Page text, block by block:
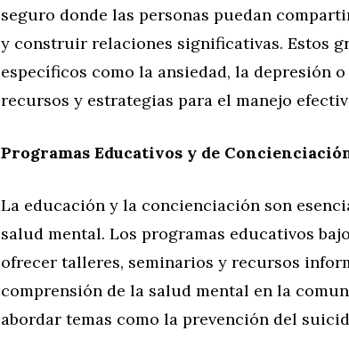
seguro donde las personas puedan
y construir relaciones significativas. Estos
específicos como la ansiedad, la depresión
recursos y estrategias para el manejo
Programas Educativos y de
La educación y la concienciación son
salud mental. Los programas educativos
ofrecer talleres, seminarios y recursos
comprensión de la salud mental en la
abordar temas como la prevención del